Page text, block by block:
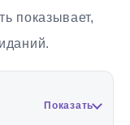
показывает,
Показать